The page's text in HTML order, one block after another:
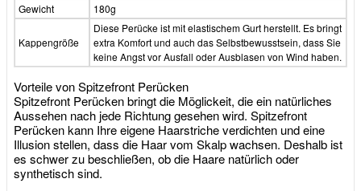
Gewicht
180g
Kappengröße
Diese Perücke ist mit elastischem Gurt herstellt. Es bringt
extra Komfort und auch das Selbstbewusstsein, dass Sie
keine Angst vor Ausfall oder Ausblasen von Wind haben.
Vorteile von Spitzefront Perücken
Spitzefront Perücken bringt die Möglickeit, die ein natürliches
Aussehen nach jede Richtung gesehen wird. Spitzefront
Perücken kann Ihre eigene Haarstriche verdichten und eine
Illusion stellen, dass die Haar vom Skalp wachsen. Deshalb ist
es schwer zu beschließen, ob die Haare natürlich oder
synthetisch sind.